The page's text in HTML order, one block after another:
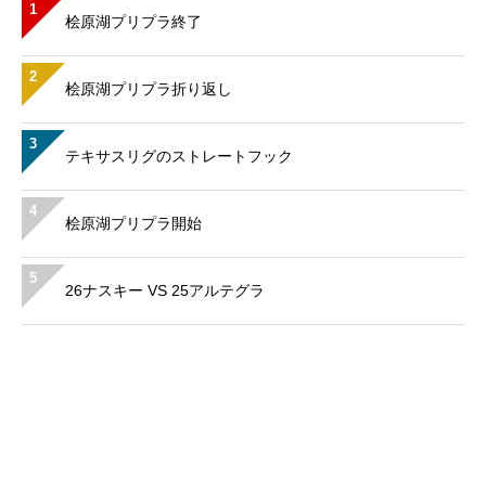
1
桧原湖プリプラ終了
2
桧原湖プリプラ折り返し
3
テキサスリグのストレートフック
4
桧原湖プリプラ開始
5
26ナスキー VS 25アルテグラ